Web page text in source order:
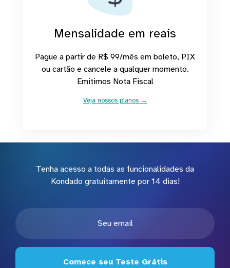
Mensalidade em reais
Pague a partir de R$ 99/mês em boleto, PIX
ou cartão e cancele a qualquer momento.
Emitimos Nota Fiscal
Veja nossos planos →
Tenha acesso a todas as funcionalidades da
Kondado gratuitamente por 14 dias!
Comece seu Teste Grátis